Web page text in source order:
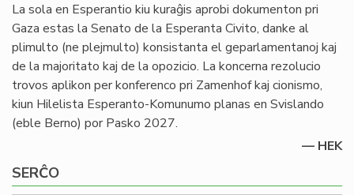
La sola en Esperantio kiu kuraĝis aprobi dokumenton pri
Gaza estas la Senato de la Esperanta Civito, danke al
plimulto (ne plejmulto) konsistanta el geparlamentanoj kaj
de la majoritato kaj de la opozicio. La koncerna rezolucio
trovos aplikon per konferenco pri Zamenhof kaj cionismo,
kiun Hilelista Esperanto-Komunumo planas en Svislando
(eble Berno) por Pasko 2027.
— HEK
SERĈO